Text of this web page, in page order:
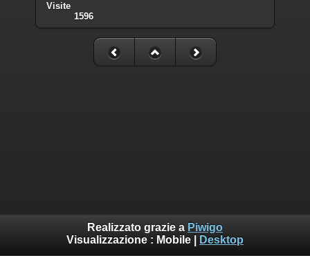
Visite
1596
Realizzato grazie a Piwigo
Visualizzazione : Mobile Desktop